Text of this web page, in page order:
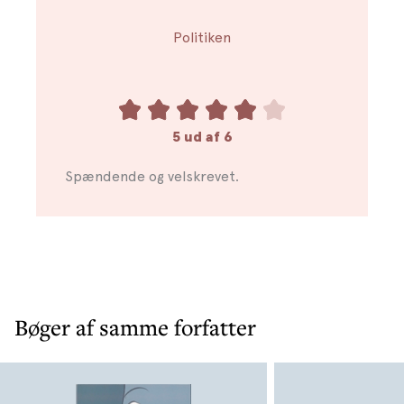
Politiken
5 ud af 6
Spændende og velskrevet.
Bøger af samme forfatter